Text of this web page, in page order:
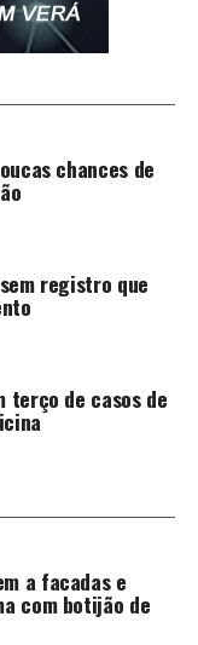
chances de
registro que
terço de casos de
a facadas e
com botijão de